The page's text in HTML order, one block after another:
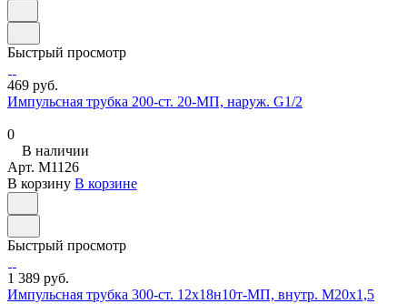
Быстрый просмотр
469 руб.
Импульсная трубка 200-ст. 20-МП, наруж. G1/2
0
В наличии
Арт. M1126
В корзину В корзине
Быстрый просмотр
1 389 руб.
Импульсная трубка 300-ст. 12х18н10т-МП, внутр. М20х1,5